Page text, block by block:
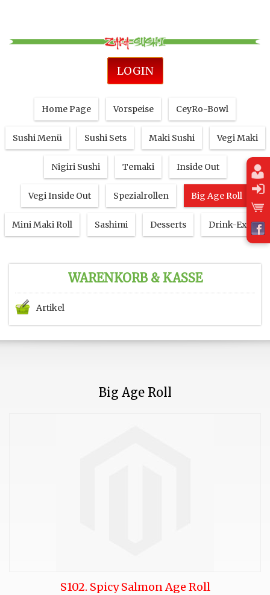
LOGIN
Home Page Vorspeise CeyRo-Bowl
Sushi Menü Sushi Sets Maki Sushi Vegi Maki
Nigiri Sushi Temaki Inside Out
Vegi Inside Out Spezialrollen Big Age Roll
Mini Maki Roll Sashimi Desserts Drink-Extra
WARENKORB & KASSE
Artikel
Big Age Roll
S102. Spicy Salmon Age Roll